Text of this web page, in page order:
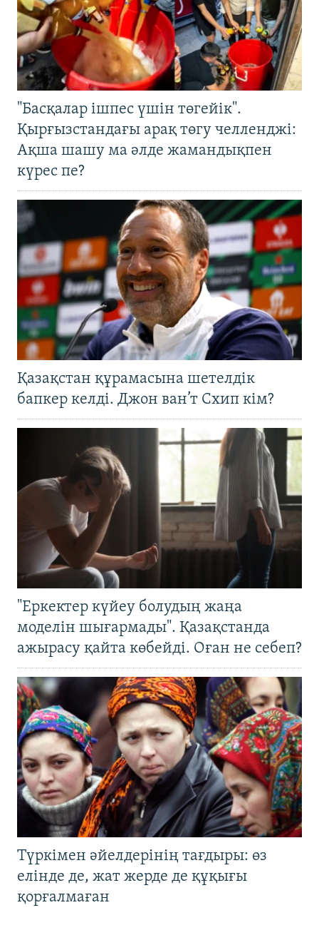
"Басқалар ішпес үшін төгейік".
Қырғызстандағы арақ төгу челленджі:
Ақша шашу ма әлде жамандықпен
күрес пе?
Қазақстан құрамасына шетелдік
бапкер келді. Джон ван’т Схип кім?
"Еркектер күйеу болудың жаңа
моделін шығармады". Қазақстанда
ажырасу қайта көбейді. Оған не себеп?
Түркімен әйелдерінің тағдыры: өз
елінде де, жат жерде де құқығы
қорғалмаған